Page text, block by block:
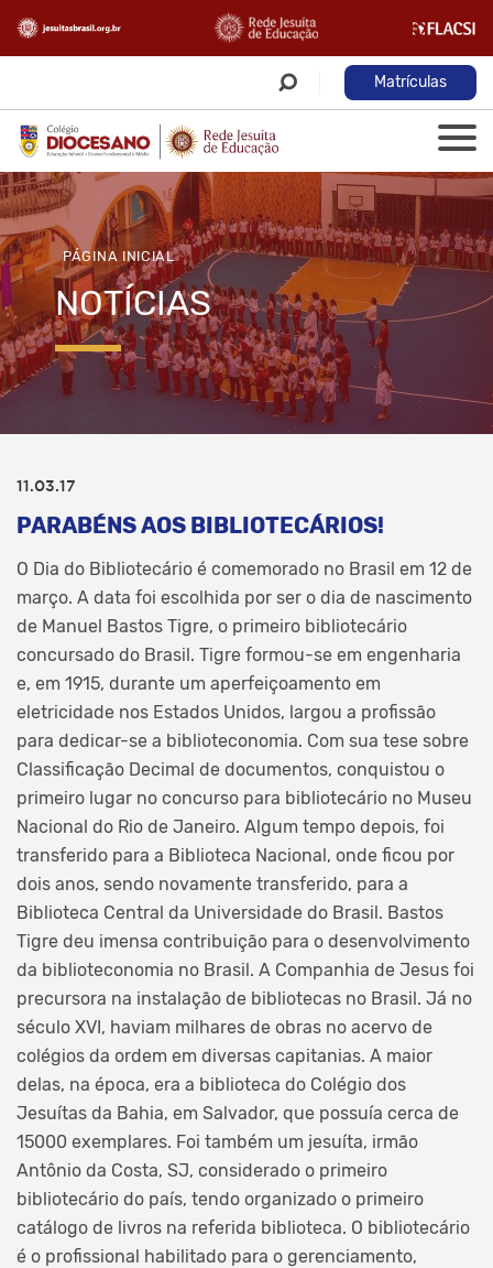
Matrículas
PÁGINA INICIAL
NOTÍCIAS
11.03.17
PARABÉNS AOS BIBLIOTECÁRIOS!
O Dia do Bibliotecário é comemorado no Brasil em 12 de
março. A data foi escolhida por ser o dia de nascimento
de Manuel Bastos Tigre, o primeiro bibliotecário
concursado do Brasil. Tigre formou-se em engenharia
e, em 1915, durante um aperfeiçoamento em
eletricidade nos Estados Unidos, largou a profissão
para dedicar-se a biblioteconomia. Com sua tese sobre
Classificação Decimal de documentos, conquistou o
primeiro lugar no concurso para bibliotecário no Museu
Nacional do Rio de Janeiro. Algum tempo depois, foi
transferido para a Biblioteca Nacional, onde ficou por
dois anos, sendo novamente transferido, para a
Biblioteca Central da Universidade do Brasil. Bastos
Tigre deu imensa contribuição para o desenvolvimento
da biblioteconomia no Brasil. A Companhia de Jesus foi
precursora na instalação de bibliotecas no Brasil. Já no
século XVI, haviam milhares de obras no acervo de
colégios da ordem em diversas capitanias. A maior
delas, na época, era a biblioteca do Colégio dos
Jesuítas da Bahia, em Salvador, que possuía cerca de
15000 exemplares. Foi também um jesuíta, irmão
Antônio da Costa, SJ, considerado o primeiro
bibliotecário do país, tendo organizado o primeiro
catálogo de livros na referida biblioteca. O bibliotecário
é o profissional habilitado para o gerenciamento,